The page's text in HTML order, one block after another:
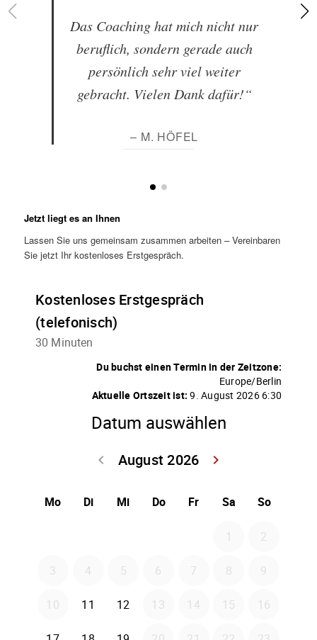
Das Coaching hat mich nicht nur
beruflich, sondern gerade auch
persönlich sehr viel weiter
gebracht. Vielen Dank dafür!“
– M. HÖFEL
Jetzt liegt es an Ihnen
Lassen Sie uns gemeinsam zusammen arbeiten – Vereinbaren
Sie jetzt Ihr kostenloses Erstgespräch.